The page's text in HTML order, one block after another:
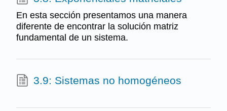
En esta sección presentamos una manera
diferente de encontrar la solución matriz
fundamental de un sistema.
3.9: Sistemas no homogéneos